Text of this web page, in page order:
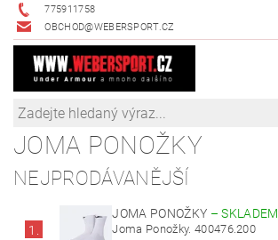
775911758
OBCHOD@WEBERSPORT.CZ
JOMA PONOŽKY
NEJPRODÁVANĚJŠÍ
1.
JOMA PONOŽKY –SKLADEM
Joma Ponožky. 400476.200